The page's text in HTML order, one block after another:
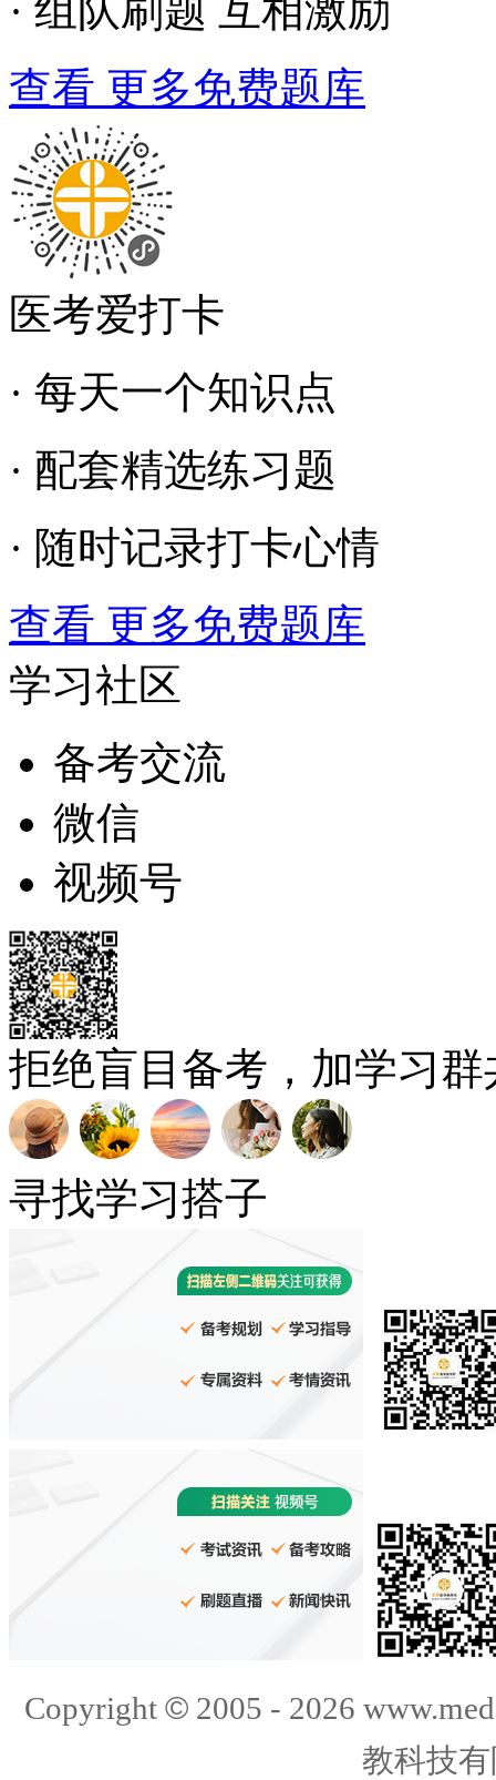
· 组队刷题 互相激励
查看 更多免费题库
医考爱打卡
· 每天一个知识点
· 配套精选练习题
· 随时记录打卡心情
查看 更多免费题库
学习社区
备考交流
微信
视频号
拒绝盲目备考，加学习
寻找学习搭子
Copyright ©2005 - 2026
教科技